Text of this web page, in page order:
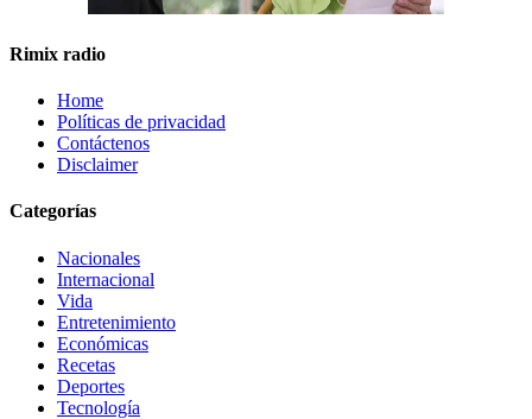
Rimix radio
Home
Políticas de privacidad
Contáctenos
Disclaimer
Categorías
Nacionales
Internacional
Vida
Entretenimiento
Económicas
Recetas
Deportes
Tecnología